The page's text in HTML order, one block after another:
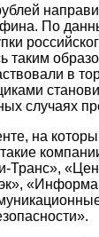
По
таким
в
случаях
на
Транс»,